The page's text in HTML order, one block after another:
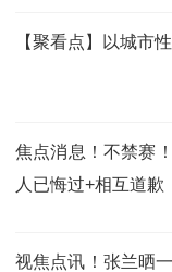
【聚看点】以城市
焦点消息！不禁赛
人已悔过+相互道歉
视焦点讯！张兰晒